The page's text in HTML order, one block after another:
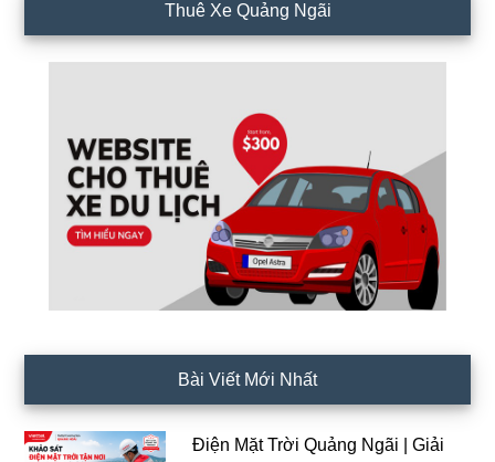
Thuê Xe Quảng Ngãi
Bài Viết Mới Nhất
Điện Mặt Trời Quảng Ngãi | Giải